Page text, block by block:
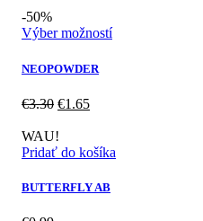
-50%
Výber možností
NEOPOWDER
€3.30 Pôvodná
bola:
€3.30.
€1.65Aktuálna
€1.65.
WAU!
Pridať do košíka
BUTTERFLY AB